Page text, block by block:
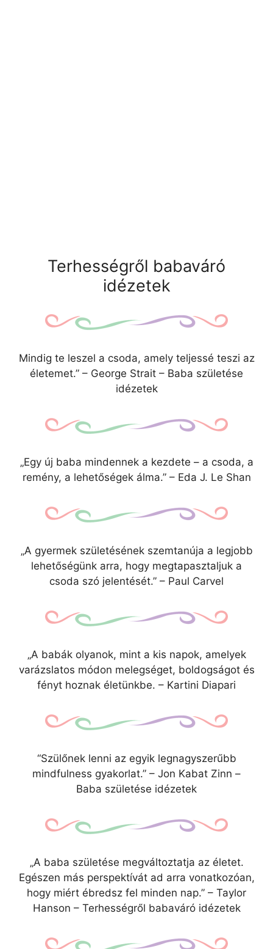
Terhességről babaváró
idézetek
Mindig te leszel a csoda, amely teljessé teszi az
életemet.” – George Strait – Baba születése
idézetek
„Egy új baba mindennek a kezdete – a csoda, a
remény, a lehetőségek álma.” – Eda J. Le Shan
„A gyermek születésének szemtanúja a legjobb
lehetőségünk arra, hogy megtapasztaljuk a
csoda szó jelentését.” – Paul Carvel
„A babák olyanok, mint a kis napok, amelyek
varázslatos módon melegséget, boldogságot és
fényt hoznak életünkbe. – Kartini Diapari
“Szülőnek lenni az egyik legnagyszerűbb
mindfulness gyakorlat.” – Jon Kabat Zinn –
Baba születése idézetek
„A baba születése megváltoztatja az életet.
Egészen más perspektívát ad arra vonatkozóan,
hogy miért ébredsz fel minden nap.” – Taylor
Hanson – Terhességről babaváró idézetek